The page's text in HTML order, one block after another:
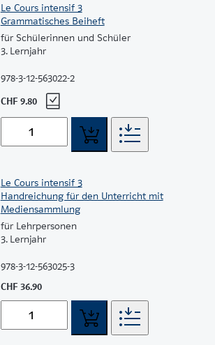
Le Cours intensif 3
Grammatisches Beiheft
für Schülerinnen und Schüler
3. Lernjahr
978-3-12-563022-2
CHF 9.80
Le Cours intensif 3
Handreichung für den Unterricht mit
Mediensammlung
für Lehrpersonen
3. Lernjahr
978-3-12-563025-3
CHF 36.90